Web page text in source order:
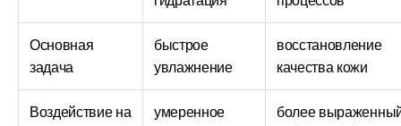
Основная
задача
быстрое
увлажнение
восстановление
качества кожи
Воздействие на
умеренное
более